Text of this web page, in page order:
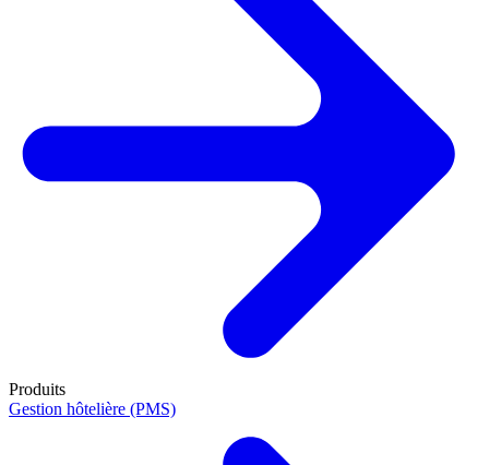
Produits
Gestion hôtelière (PMS)